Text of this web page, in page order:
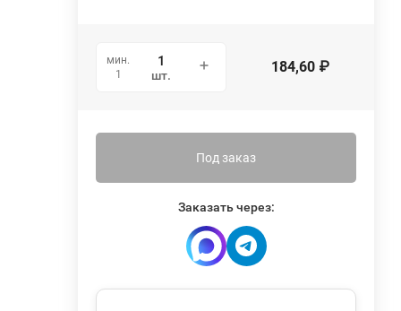
мин.
1
шт. 184,60 ₽
Под заказ
Заказать через: